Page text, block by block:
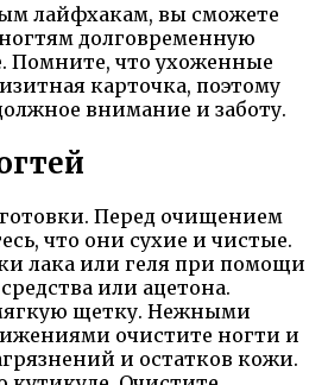
лайфхакам, вы сможете
долговременную
Помните, что ухоженные
карточка, поэтому
внимание и заботу.
Перед очищением
что они сухие и чистые.
лака или геля при помощи
или ацетона.
щетку. Нежными
очистите ногти и
и остатков кожи.